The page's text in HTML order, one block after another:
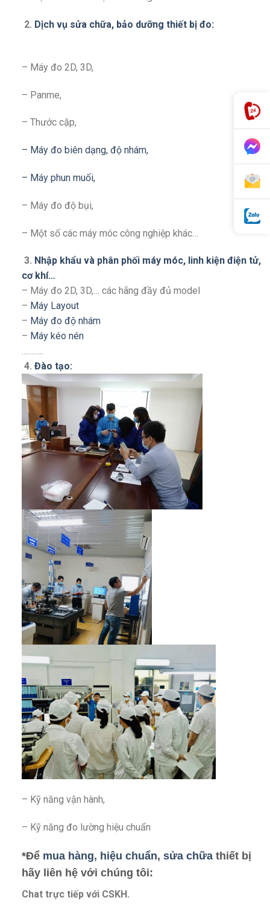
2. Dịch vụ sửa chữa, bảo dưỡng thiết bị đo:
– Máy đo 2D, 3D,
– Panme,
– Thước cặp,
– Máy đo biên dạng, độ nhám,
– Máy phun muối,
– Máy đo độ bụi,
– Một số các máy móc công nghiệp khác…
3. Nhập khẩu và phân phối máy móc, linh kiện điện tử,
cơ khí…
– Máy đo 2D, 3D,… các hãng đầy đủ model
– Máy Layout
– Máy đo độ nhám
– Máy kéo nén
………..
4. Đào tạo:
– Kỹ năng vận hành,
– Kỹ năng đo lường hiệu chuẩn
*Để mua hàng, hiệu chuẩn, sửa chữathiết bị
hãy liên hệ với chúng tôi:
Chat trực tiếp với CSKH.